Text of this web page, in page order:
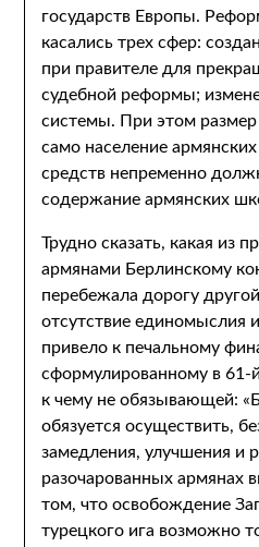
государств Европы.
касались трех сфер:
при правителе для
судебной реформы;
системы. При этом
само население
средств непременно
содержание армянских
Трудно сказать, какая из
армянами Берлинскому
перебежала дорогу
отсутствие единомыслия
привело к печальному
сформулированному в 61-
к чему не обязывающей:
обязуется осуществить,
замедления, улучшения и
разочарованных армянах
том, что освобождение
турецкого ига возможно